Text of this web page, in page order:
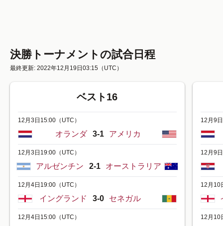
決勝トーナメントの試合日程
最終更新: 2022年12月19日03:15 （UTC）
ベスト16
12月3日15:00 （UTC）
オランダ 3-1 アメリカ
12月3日19:00 （UTC）
アルゼンチン 2-1 オーストラリア
12月4日19:00 （UTC）
イングランド 3-0 セネガル
12月4日15:00 （UTC）
12月9
12月9
12月10
12月10